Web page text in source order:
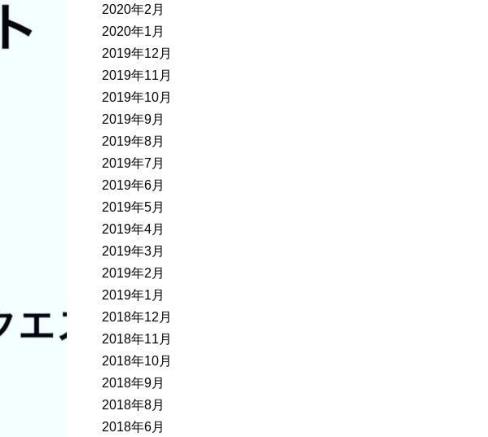
2020年2月
2020年1月
2019年12月
2019年11月
2019年10月
2019年9月
2019年8月
2019年7月
2019年6月
2019年5月
2019年4月
2019年3月
2019年2月
2019年1月
2018年12月
2018年11月
2018年10月
2018年9月
2018年8月
2018年6月